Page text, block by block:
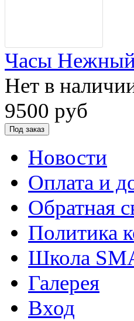
Часы
Нет в
9500 руб
Новости
Оплата и
Обратная
Политика
Школа
Галерея
Вход